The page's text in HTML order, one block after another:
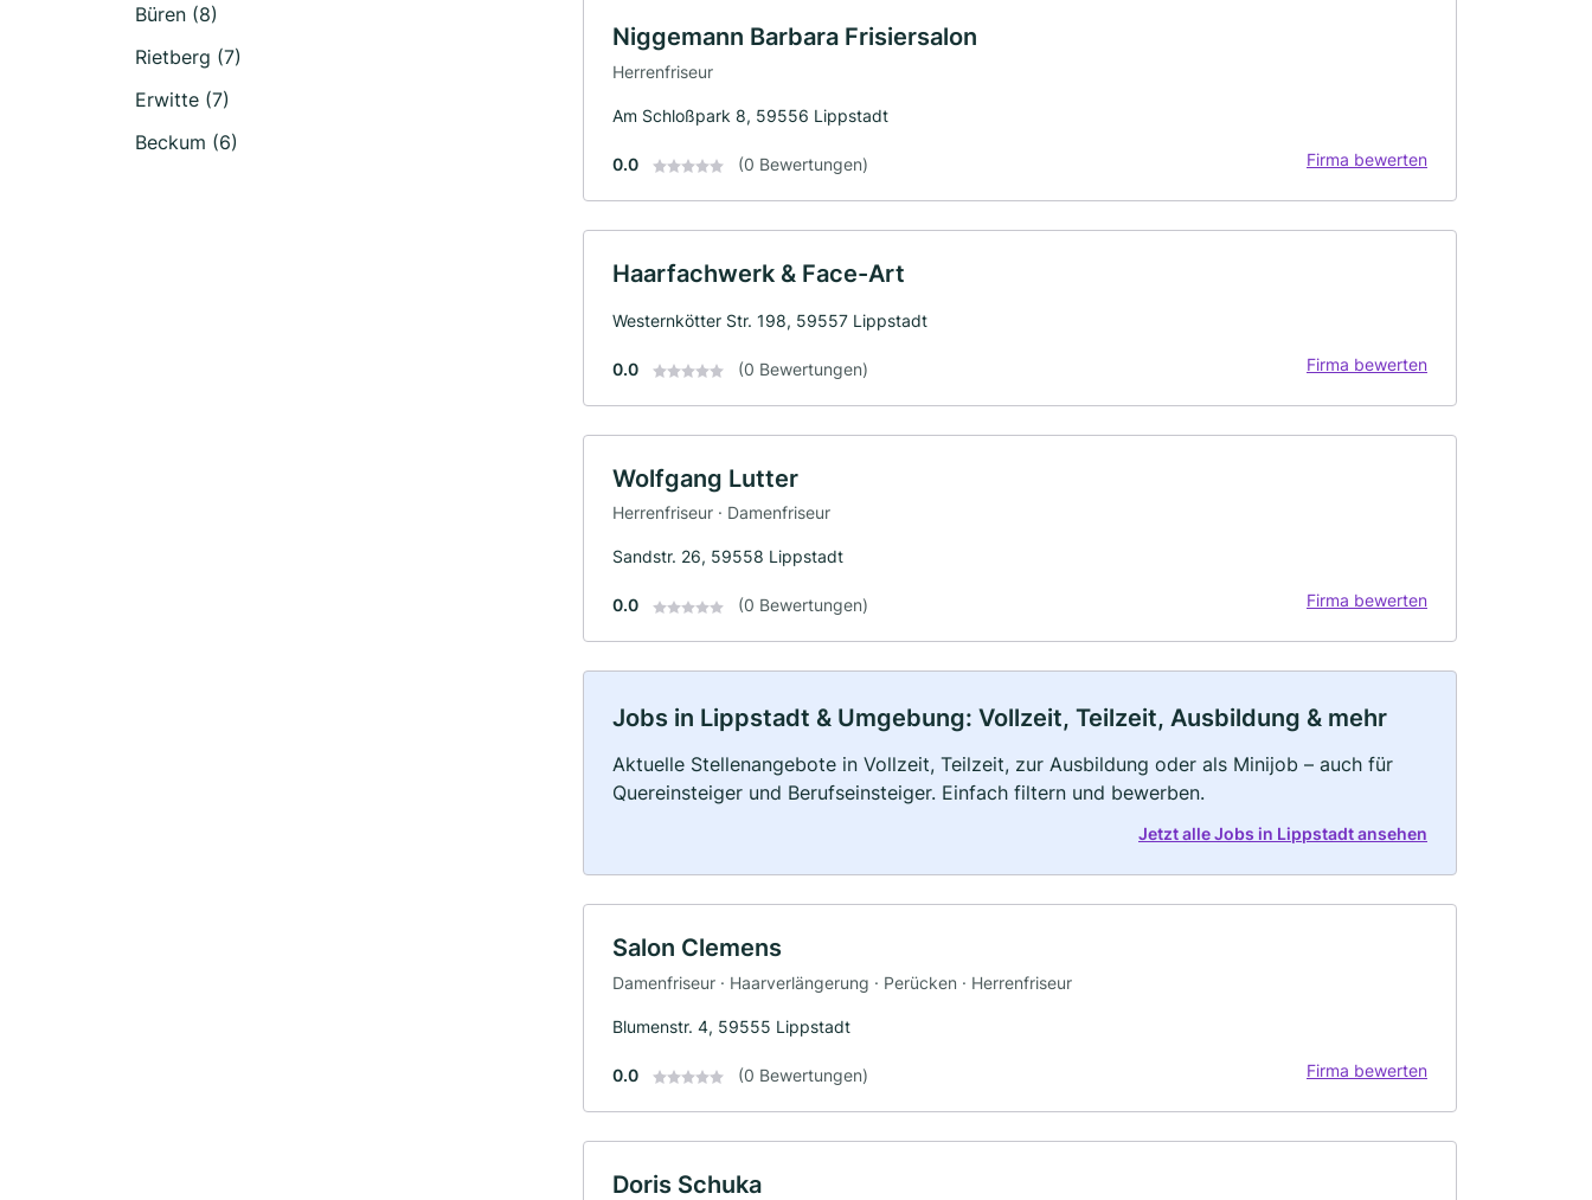
Büren (8)
Rietberg (7)
Erwitte (7)
Beckum (6)
Niggemann Barbara Frisiersalon
Herrenfriseur
Am Schloßpark 8, 59556 Lippstadt
0.0 (0 Bewertungen) Firma bewerten
Haarfachwerk & Face-Art
Westernkötter Str. 198, 59557 Lippstadt
0.0 (0 Bewertungen) Firma bewerten
Wolfgang Lutter
Herrenfriseur · Damenfriseur
Sandstr. 26, 59558 Lippstadt
0.0 (0 Bewertungen) Firma bewerten
Jobs in Lippstadt & Umgebung: Vollzeit, Teilzeit, Ausbildung & mehr
Aktuelle Stellenangebote in Vollzeit, Teilzeit, zur Ausbildung oder als Minijob – auch für
Quereinsteiger und Berufseinsteiger. Einfach filtern und bewerben.
Jetzt alle Jobs in Lippstadt ansehen
Salon Clemens
Damenfriseur · Haarverlängerung · Perücken · Herrenfriseur
Blumenstr. 4, 59555 Lippstadt
0.0 (0 Bewertungen) Firma bewerten
Doris Schuka